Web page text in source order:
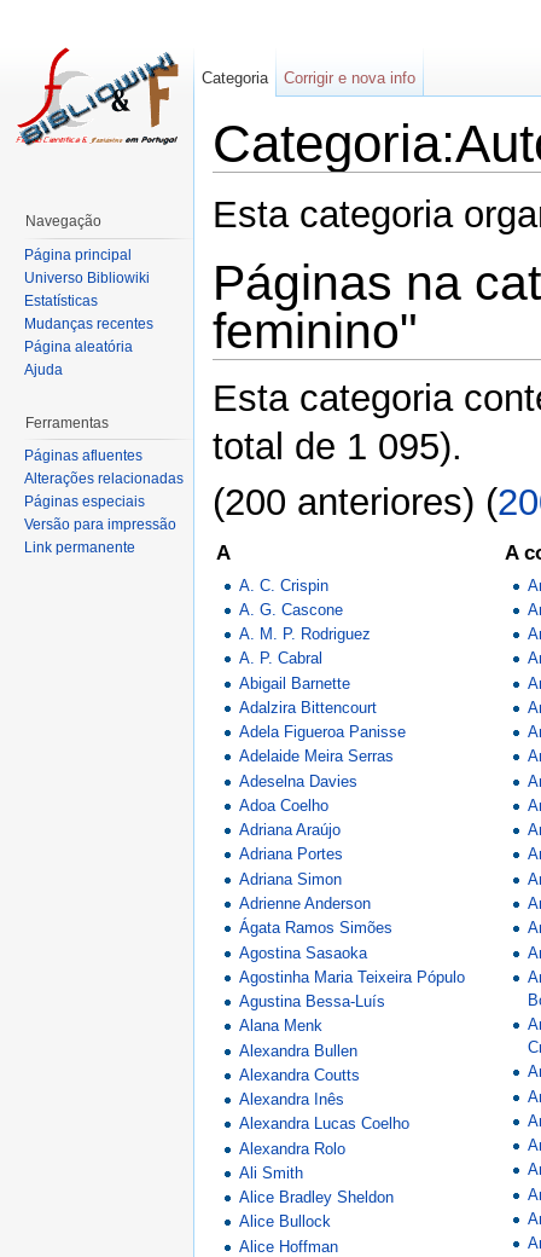
Esta categoria
Páginas na
feminino"
Esta categoria
total de 1 095).
(200 anteriores) (
A
A. C. Crispin
A. G. Cascone
A. M. P. Rodriguez
A. P. Cabral
Abigail Barnette
Adalzira Bittencourt
Adela Figueroa Panisse
Adelaide Meira Serras
Adeselna Davies
Adoa Coelho
Adriana Araújo
Adriana Portes
Adriana Simon
Adrienne Anderson
Ágata Ramos Simões
Agostina Sasaoka
Agostinha Maria Teixeira Pópulo
Agustina Bessa-Luís
Alana Menk
Alexandra Bullen
Alexandra Coutts
Alexandra Inês
Alexandra Lucas Coelho
Alexandra Rolo
Ali Smith
Alice Bradley Sheldon
Alice Bullock
Alice Hoffman
A
Categoria Corrigir e nova info
Navegação
Página principal
Universo Bibliowiki
Estatísticas
Mudanças recentes
Página aleatória
Ajuda
Ferramentas
Páginas afluentes
Alterações relacionadas
Páginas especiais
Versão para impressão
Link permanente